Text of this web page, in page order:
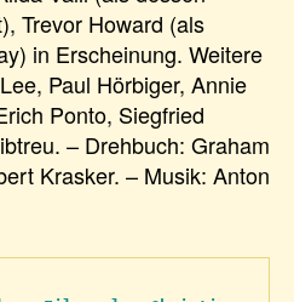
Trevor Howard (als
in Erscheinung. Weitere
Paul Hörbiger, Annie
Ponto, Siegfried
– Drehbuch: Graham
Krasker. – Musik: Anton